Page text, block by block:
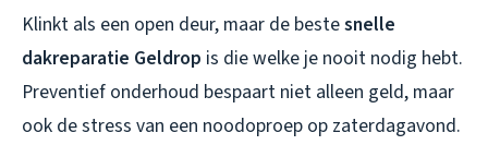
Klinkt als een open deur, maar de bestesnelle
dakreparatie Geldrop is die welke je nooit nodig hebt.
Preventief onderhoud bespaart niet alleen geld, maar
ook de stress van een noodoproep op zaterdagavond.